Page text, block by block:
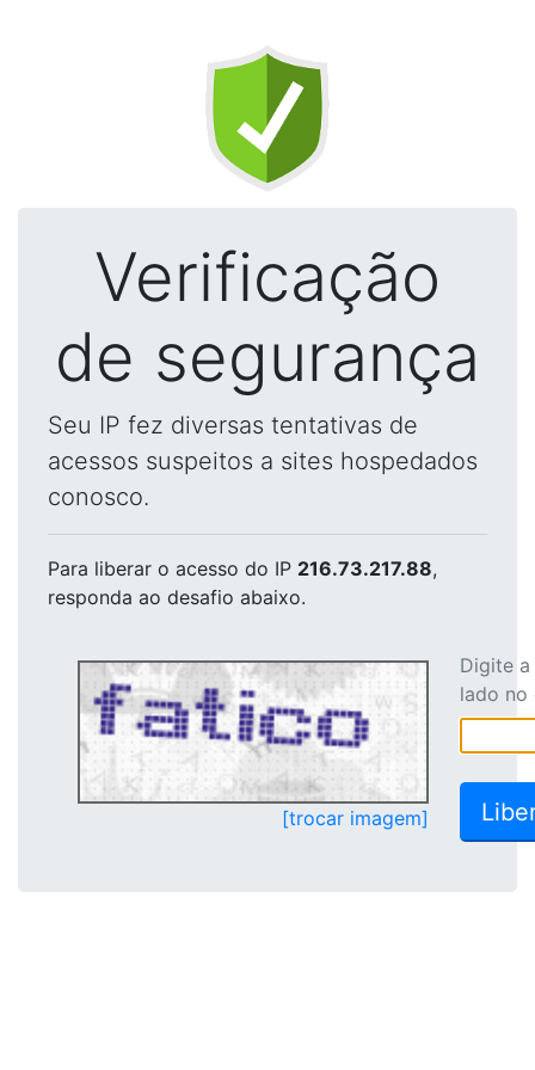
Verificação
de segurança
Seu IP fez diversas tentativas de
acessos suspeitos a sites hospedados
conosco.
Para liberar o acesso do IP 216.73.217.88,
responda ao desafio abaixo.
[trocar imagem]
Digite
lado no